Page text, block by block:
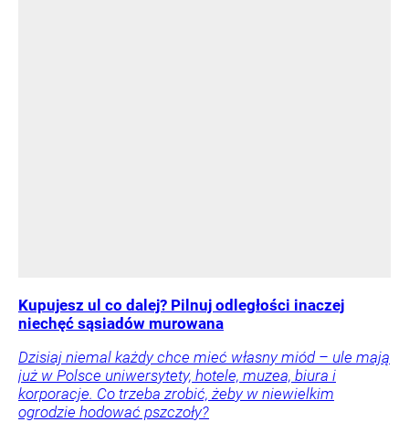
Kupujesz ul co dalej? Pilnuj odległości inaczej
niechęć sąsiadów murowana
Dzisiaj niemal każdy chce mieć własny miód – ule mają
już w Polsce uniwersytety, hotele, muzea, biura i
korporacje. Co trzeba zrobić, żeby w niewielkim
ogrodzie hodować pszczoły?